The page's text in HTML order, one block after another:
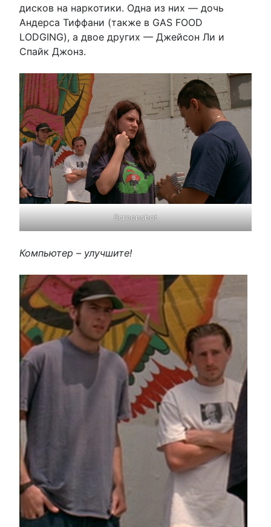
дисков на наркотики. Одна из них — дочь
Андерса Тиффани (также в GAS FOOD
LODGING), а двое других — Джейсон Ли и
Спайк Джонз.
Screenshot
Компьютер – улучшите!